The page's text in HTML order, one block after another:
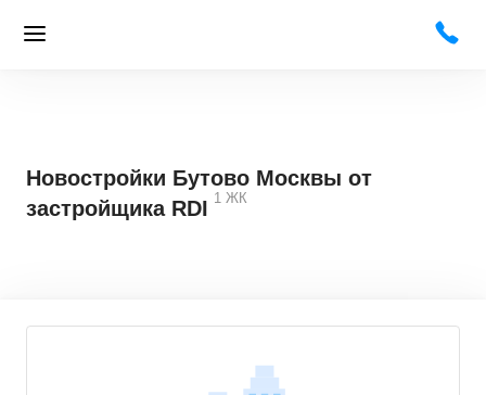
Новостройки Бутово Москвы от
застройщика RDI 1 ЖК